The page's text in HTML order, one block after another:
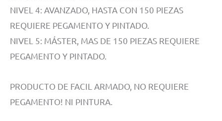
NIVEL 4: AVANZADO, HASTA CON 150 PIEZAS
REQUIERE PEGAMENTO Y PINTADO.
NIVEL 5: MÁSTER, MAS DE 150 PIEZAS REQUIERE
PEGAMENTO Y PINTADO.
PRODUCTO DE FACIL ARMADO, NO REQUIERE
PEGAMENTO! NI PINTURA.